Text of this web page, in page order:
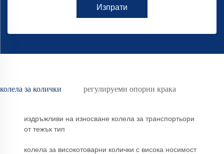
Изпрати
колела за колички регулируеми опорни крака
издръжливи на износване колела за транспортьори
от тежък тип
колела за високотоварни колички с висока носимост